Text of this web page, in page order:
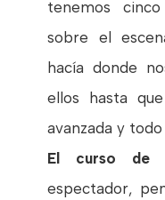
tenemos
sobre el
hacía donde
ellos hasta
avanzada y
El curso de
espectador,